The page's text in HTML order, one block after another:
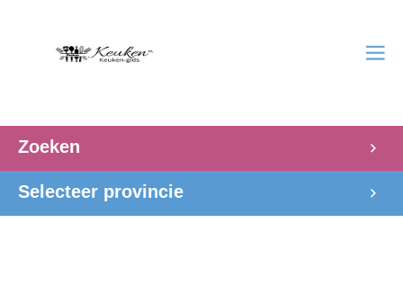
Zoeken
Selecteer provincie